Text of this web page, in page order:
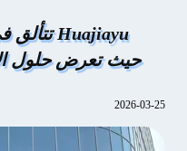
حيث تعرض حلول
2026-03-25